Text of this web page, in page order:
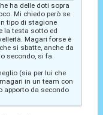
ha delle doti sopra
Mi chiedo però se
tipo di stagione
la testa sotto ed
Magari forse è
si sbatte, anche da
secondo, si fa
(sia per lui che
in un team con
apporto da secondo